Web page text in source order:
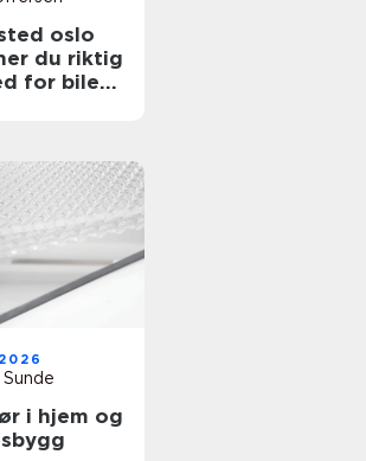
oslo
du riktig
for bilen
Sunde
i hjem og